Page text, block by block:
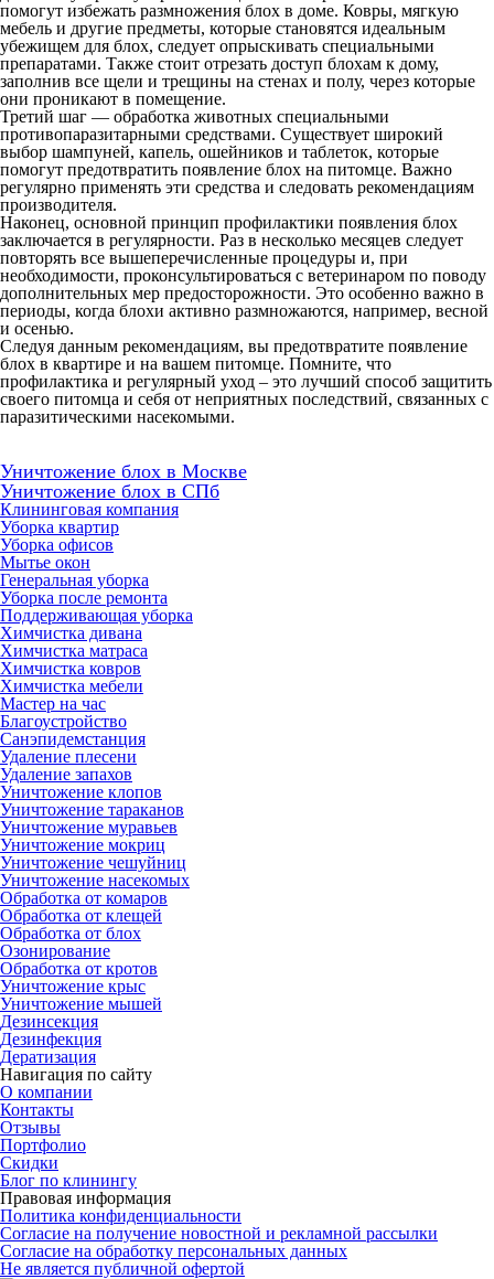
помогут избежать размножения блох в доме. Ковры, мягкую
мебель и другие предметы, которые становятся идеальным
убежищем для блох, следует опрыскивать специальными
препаратами. Также стоит отрезать доступ блохам к дому,
заполнив все щели и трещины на стенах и полу, через которые
они проникают в помещение.
Третий шаг — обработка животных специальными
противопаразитарными средствами. Существует широкий
выбор шампуней, капель, ошейников и таблеток, которые
помогут предотвратить появление блох на питомце. Важно
регулярно применять эти средства и следовать рекомендациям
производителя.
Наконец, основной принцип профилактики появления блох
заключается в регулярности. Раз в несколько месяцев следует
повторять все вышеперечисленные процедуры и, при
необходимости, проконсультироваться с ветеринаром по поводу
дополнительных мер предосторожности. Это особенно важно в
периоды, когда блохи активно размножаются, например, весной
и осенью.
Следуя данным рекомендациям, вы предотвратите появление
блох в квартире и на вашем питомце. Помните, что
профилактика и регулярный уход – это лучший способ защитить
своего питомца и себя от неприятных последствий, связанных с
паразитическими насекомыми.
Уничтожение блох в Москве
Уничтожение блох в СПб
Клининговая компания
Уборка квартир
Уборка офисов
Мытье окон
Генеральная уборка
Уборка после ремонта
Поддерживающая уборка
Химчистка дивана
Химчистка матраса
Химчистка ковров
Химчистка мебели
Мастер на час
Благоустройство
Санэпидемстанция
Удаление плесени
Удаление запахов
Уничтожение клопов
Уничтожение тараканов
Уничтожение муравьев
Уничтожение мокриц
Уничтожение чешуйниц
Уничтожение насекомых
Обработка от комаров
Обработка от клещей
Обработка от блох
Озонирование
Обработка от кротов
Уничтожение крыс
Уничтожение мышей
Дезинсекция
Дезинфекция
Дератизация
Навигация по сайту
О компании
Контакты
Отзывы
Портфолио
Скидки
Блог по клинингу
Правовая информация
Политика конфиденциальности
Согласие на получение новостной и рекламной рассылки
Согласие на обработку персональных данных
Не является публичной офертой